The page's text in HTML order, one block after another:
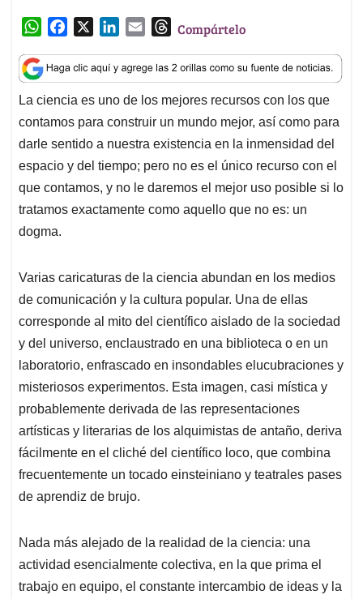
W
a
t
s
A
p
p
c
e
b
o
o
k
n
k
e
d
I
n
a
i
l
T
r
e
a
d
s
Compártelo
La ciencia es uno de los mejores recursos con los que
contamos para construir un mundo mejor, así como para
darle sentido a nuestra existencia en la inmensidad del
espacio y del tiempo; pero no es el único recurso con el
que contamos, y no le daremos el mejor uso posible si lo
tratamos exactamente como aquello que no es: un
dogma.
Varias caricaturas de la ciencia abundan en los medios
de comunicación y la cultura popular. Una de ellas
corresponde al mito del científico aislado de la sociedad
y del universo, enclaustrado en una biblioteca o en un
laboratorio, enfrascado en insondables elucubraciones y
misteriosos experimentos. Esta imagen, casi mística y
probablemente derivada de las representaciones
artísticas y literarias de los alquimistas de antaño, deriva
fácilmente en el cliché del científico loco, que combina
frecuentemente un tocado einsteiniano y teatrales pases
de aprendiz de brujo.
Nada más alejado de la realidad de la ciencia: una
actividad esencialmente colectiva, en la que prima el
trabajo en equipo, el constante intercambio de ideas y la